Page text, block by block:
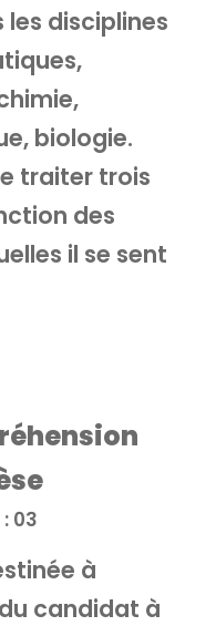
disciplines
biologie.
traiter trois
des
il se sent
03
à
candidat à